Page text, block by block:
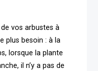
vos arbustes à
plus besoin : à la
lorsque la plante
il n’y a pas de